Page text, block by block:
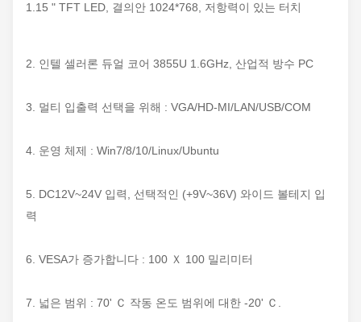
1.15 " TFT LED, 결의안 1024*768, 저항력이 있는 터치
2. 인텔 셀러론 듀얼 코어 3855U 1.6GHz, 산업적 방수 PC
3. 멀티 입출력 선택을 위해 : VGA/HD-MI/LAN/USB/COM
4. 운영 체제 : Win7/8/10/Linux/Ubuntu
5. DC12V~24V 입력, 선택적인 (+9V~36V) 와이드 볼테지 입
력
6. VESA가 증가합니다 : 100 Ｘ 100 밀리미터
7. 넓은 범위 : 70' Ｃ 작동 온도 범위에 대한 -20' Ｃ.